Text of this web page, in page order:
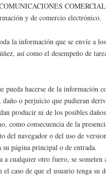
y de comercio electrónico.
la información que se envíe a
así como el desempeño de
pueda hacerse de la
o perjuicio que pudieran
producir ni de los posibles
como consecuencia de la
del navegador o del uso de
su página principal o de entrada.
a cualquier otro fuero, se
el caso de que el usuario tenga